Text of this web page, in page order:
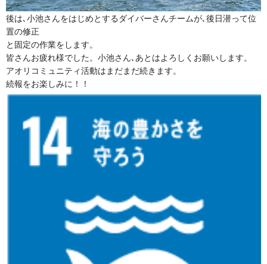
後は､小池さんをはじめとするダイバーさんチームが､後日潜って位
置の修正
と固定の作業をします。
皆さんお疲れ様でした。小池さん､あとはよろしくお願いします。
アオリコミュニティ活動はまだまだ続きます。
続報をお楽しみに！！